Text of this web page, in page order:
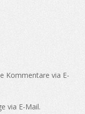
Kommentare via E-
via E-Mail.